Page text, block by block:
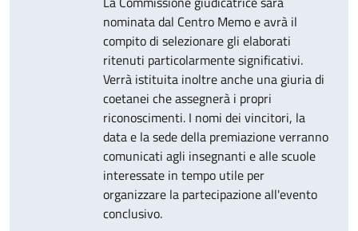
nominata dal Centro Memo e avrà il
compito di selezionare gli elaborati
ritenuti particolarmente significativi.
Verrà istituita inoltre anche una giuria di
coetanei che assegnerà i propri
riconoscimenti. I nomi dei vincitori, la
data e la sede della premiazione verranno
comunicati agli insegnanti e alle scuole
interessate in tempo utile per
organizzare la partecipazione all'evento
conclusivo.